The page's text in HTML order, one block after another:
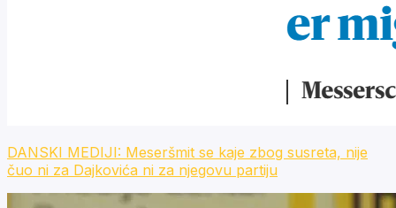
DANSKI MEDIJI: Meseršmit se kaje zbog susreta, nije
čuo ni za Dajkovića ni za njegovu partiju